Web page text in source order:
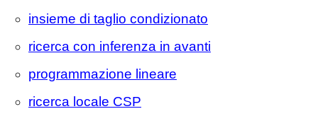
insieme di taglio condizionato
ricerca con inferenza in avanti
programmazione lineare
ricerca locale CSP